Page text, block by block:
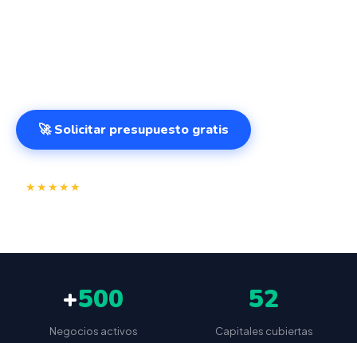
🚀 Solicitar presupuesto gratis
★★★★★
+500
Negocios activos
52
Capitales cubiertas